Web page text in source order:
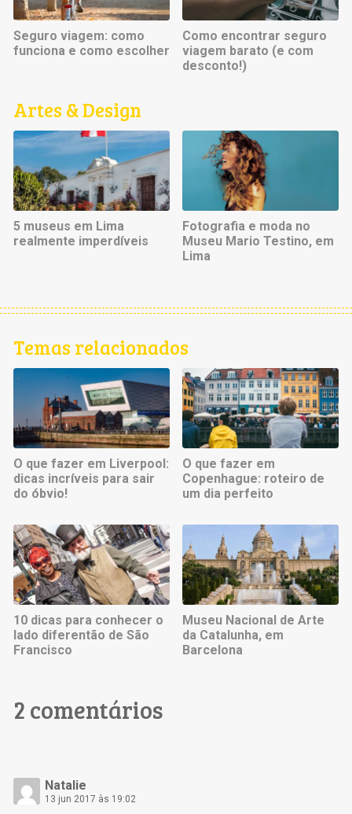
Seguro viagem: como
funciona e como escolher
Como encontrar seguro
viagem barato (e com
desconto!)
Artes & Design
5 museus em Lima
realmente imperdíveis
Fotografia e moda no
Museu Mario Testino, em
Lima
Temas relacionados
O que fazer em Liverpool:
dicas incríveis para sair
do óbvio!
O que fazer em
Copenhague: roteiro de
um dia perfeito
10 dicas para conhecer o
lado diferentão de São
Francisco
Museu Nacional de Arte
da Catalunha, em
Barcelona
2 comentários
Natalie
13 jun 2017 às 19:02